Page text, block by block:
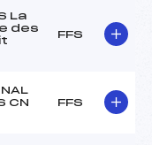
La
des
FFS
CN
FFS